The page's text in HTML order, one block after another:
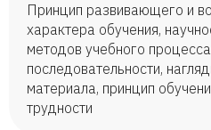
Принцип развивающего и
характера обучения,
методов учебного
последовательности,
материала, принцип
трудности